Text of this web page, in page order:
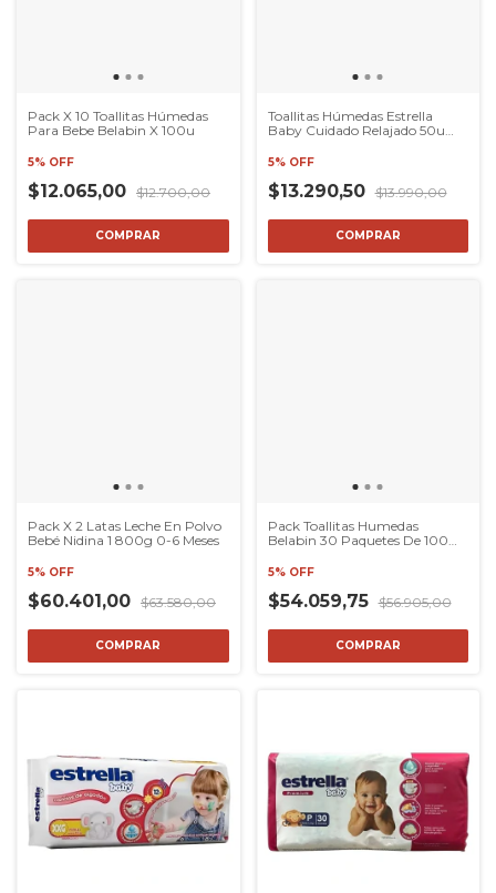
Pack X 10 Toallitas Húmedas
Para Bebe Belabin X 100u
5% OFF
$12.065,00 $12.700,00
Toallitas Húmedas Estrella
Baby Cuidado Relajado 50u
5% OFF
$13.290,50 $13.990,00
Pack X 2 Latas Leche En Polvo
Bebé Nidina 1 800g 0-6 Meses
5% OFF
$60.401,00 $63.580,00
COMPRAR
Pack Toallitas Humedas
Belabin 30 Paquetes De 100
5% OFF
$54.059,75 $56.905,00